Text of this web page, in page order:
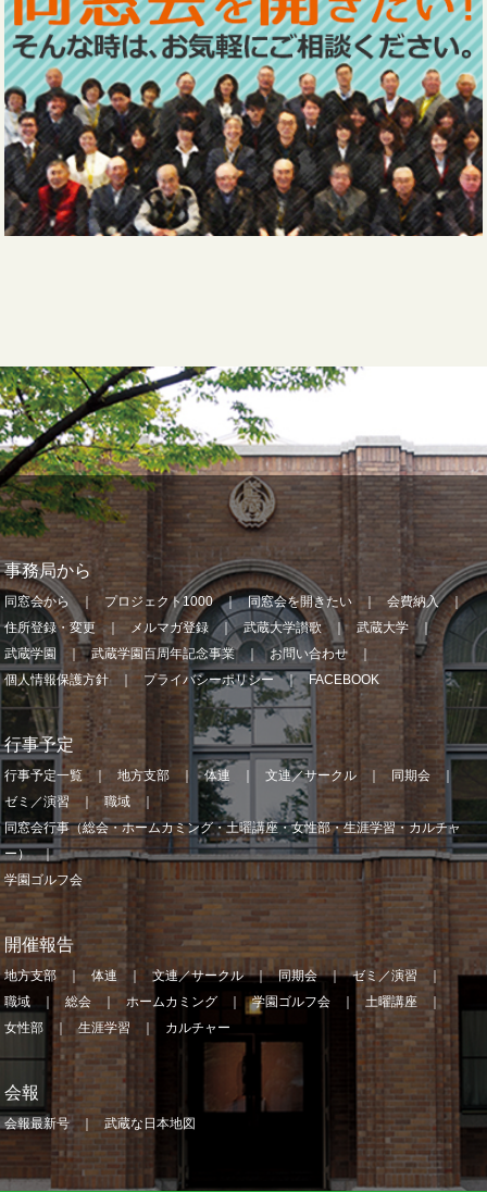
事務局から
同窓会から プロジェクト1000 同窓会を開きたい
会費納入
住所登録・変更
メルマガ登録 武蔵大学讃歌
武蔵大学
武蔵学園
武蔵学園百周年記念事業
お問い合わせ
個人情報保護方針
プライバシーポリシー FACEBOOK
行事予定
行事予定一覧 地方支部 体連 文連／サークル
同期会
ゼミ／演習
職域
同窓会行事（総会・ホームカミング・土曜講座・女性部・生涯学習・カルチャ
ー）
学園ゴルフ会
開催報告
地方支部 体連 文連／サークル 同期会
ゼミ／演習
職域
総会 ホームカミング 学園ゴルフ会
土曜講座
女性部
生涯学習 カルチャー
会報
会報最新号 武蔵な日本地図